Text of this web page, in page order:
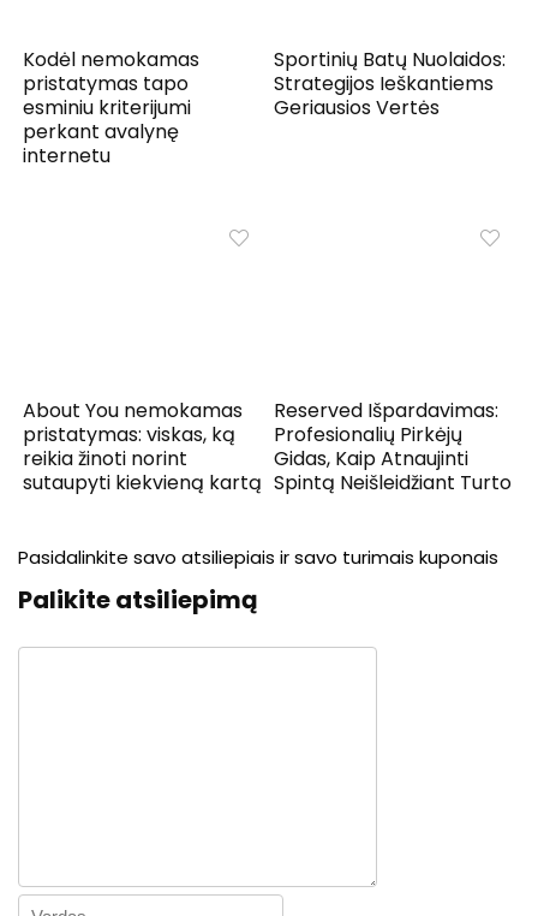
Kodėl nemokamas
pristatymas tapo
esminiu kriterijumi
perkant avalynę
internetu
Sportinių Batų Nuolaidos:
Strategijos Ieškantiems
Geriausios Vertės
About You nemokamas
pristatymas: viskas, ką
reikia žinoti norint
sutaupyti kiekvieną kartą
Reserved Išpardavimas:
Profesionalių Pirkėjų
Gidas, Kaip Atnaujinti
Spintą Neišleidžiant Turto
Pasidalinkite savo atsiliepiais ir savo turimais kuponais
Palikite atsiliepimą